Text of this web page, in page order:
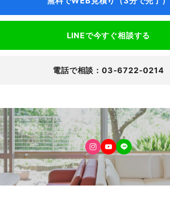
LINEで今すぐ相談する
電話で相談：03-6722-0214